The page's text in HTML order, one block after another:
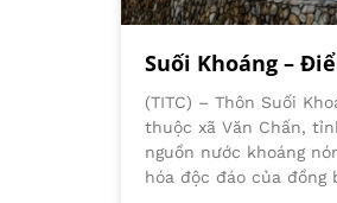
Suối Khoáng –
(TITC) – Thôn Suối
thuộc xã Văn Chấn,
nguồn nước khoáng
hóa độc đáo của đồng